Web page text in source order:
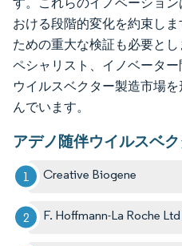
おける段階的変化を約束し
ための重大な検証も必要と
ペシャリスト、イノベータ
ウイルスベクター製造市場
んでいます。
アデノ随伴ウイルスベ
Creative Biogene
F. Hoffmann-La Roche Ltd